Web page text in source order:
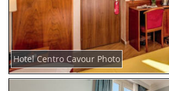
Hotel Centro Cavour Photo